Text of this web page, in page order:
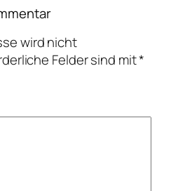
wird nicht
Felder sind mit*